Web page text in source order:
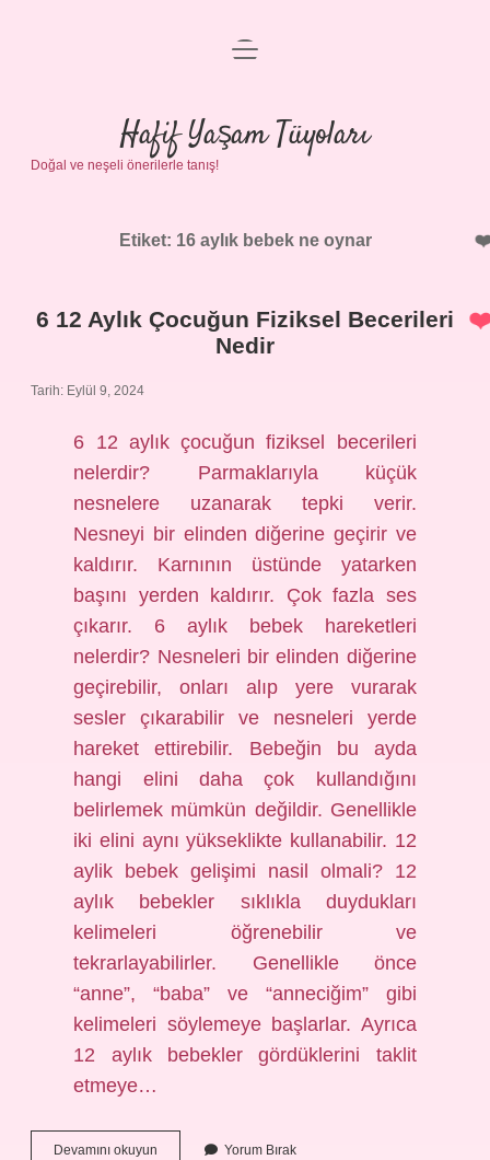
Anasayfa
Gizlilik Politikası
Yasal Uyarı
menüyü
Hafif Yaşam Tüyoları
Doğal ve neşeli önerilerle tanış!
Etiket: 16 aylık bebek ne oynar
6 12 Aylık Çocuğun Fiziksel Becerileri
Nedir
Tarih: Eylül 9, 2024
6 12 aylık çocuğun fiziksel becerileri
nelerdir? Parmaklarıyla küçük
nesnelere uzanarak tepki verir.
Nesneyi bir elinden diğerine geçirir ve
kaldırır. Karnının üstünde yatarken
başını yerden kaldırır. Çok fazla ses
çıkarır. 6 aylık bebek hareketleri
nelerdir? Nesneleri bir elinden diğerine
geçirebilir, onları alıp yere vurarak
sesler çıkarabilir ve nesneleri yerde
hareket ettirebilir. Bebeğin bu ayda
hangi elini daha çok kullandığını
belirlemek mümkün değildir. Genellikle
iki elini aynı yükseklikte kullanabilir. 12
aylik bebek gelişimi nasil olmali? 12
aylık bebekler sıklıkla duydukları
kelimeleri öğrenebilir ve
tekrarlayabilirler. Genellikle önce
“anne”, “baba” ve “anneciğim” gibi
kelimeleri söylemeye başlarlar. Ayrıca
12 aylık bebekler gördüklerini taklit
etmeye…
Devamını okuyun Yorum Bırak